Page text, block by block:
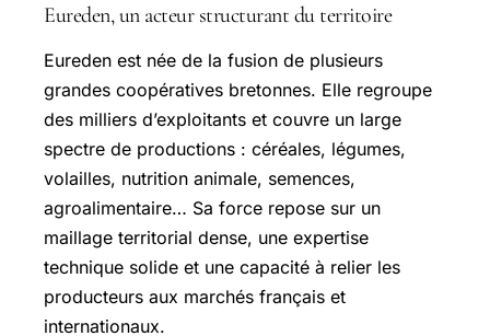
Eureden, un acteur structurant du territoire
Eureden est née de la fusion de plusieurs
grandes coopératives bretonnes. Elle regroupe
des milliers d’exploitants et couvre un large
spectre de productions : céréales, légumes,
volailles, nutrition animale, semences,
agroalimentaire… Sa force repose sur un
maillage territorial dense, une expertise
technique solide et une capacité à relier les
producteurs aux marchés français et
internationaux.